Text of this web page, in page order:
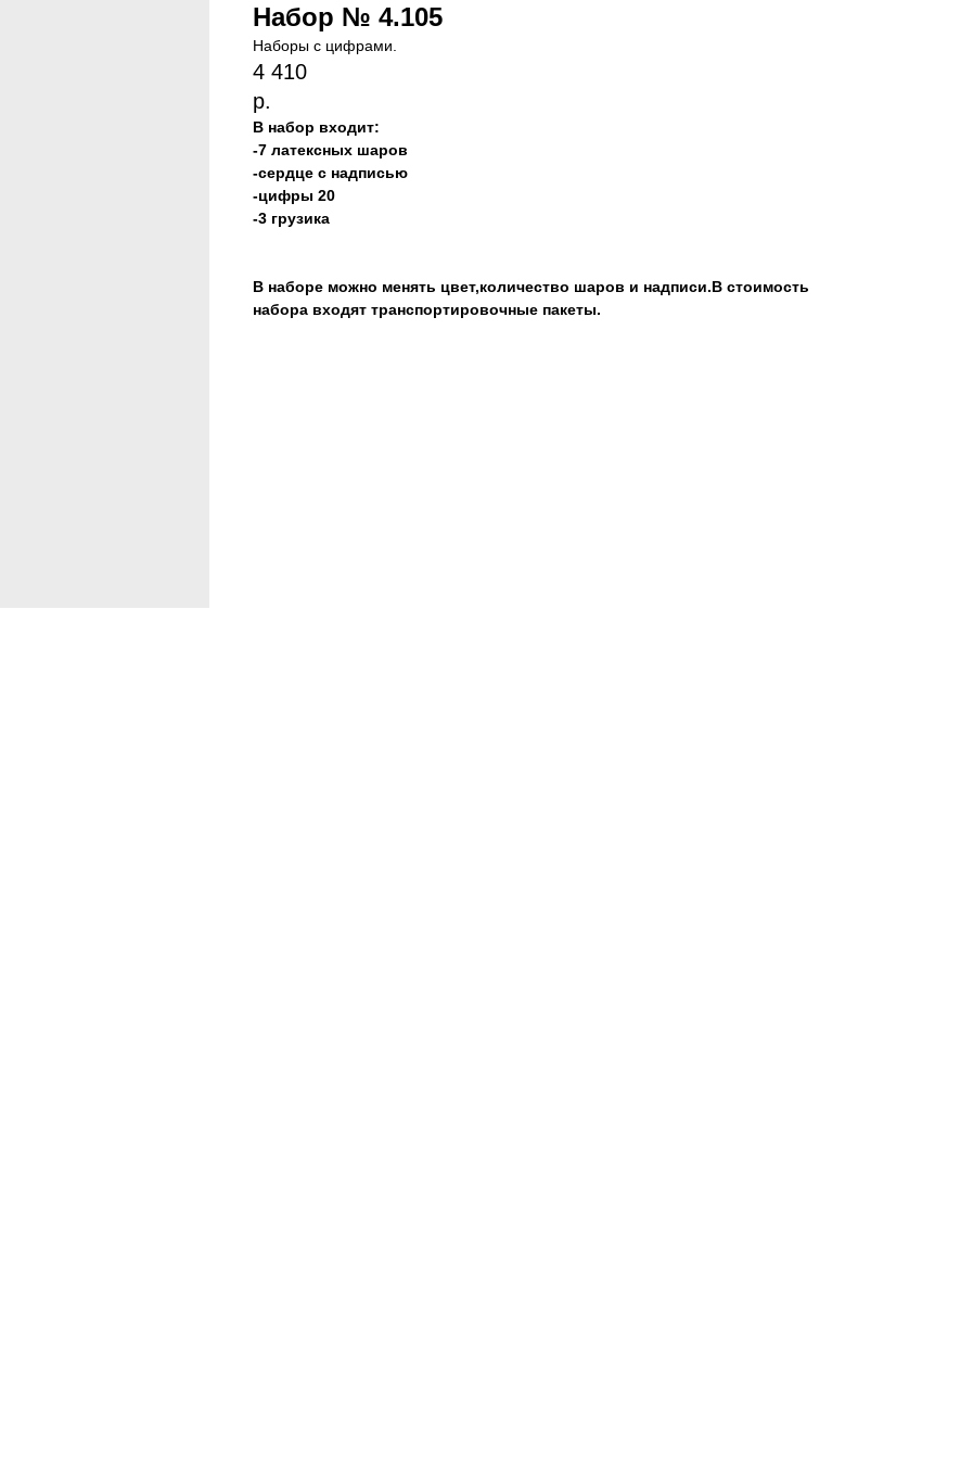
Набор № 4.105
Наборы с цифрами.
4 410
р.
В набор входит:
-7 латексных шаров
-сердце с надписью
-цифры 20
-3 грузика
В наборе можно менять цвет,количество шаров и надписи.В стоимость
набора входят транспортировочные пакеты.